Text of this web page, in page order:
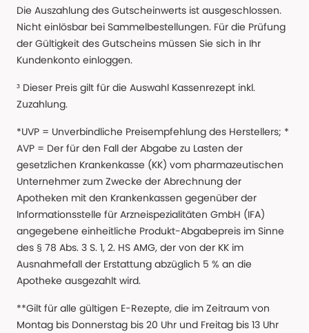
Die Auszahlung des Gutscheinwerts ist ausgeschlossen.
Nicht einlösbar bei Sammelbestellungen. Für die Prüfung
der Gültigkeit des Gutscheins müssen Sie sich in Ihr
Kundenkonto einloggen.
³ Dieser Preis gilt für die Auswahl Kassenrezept inkl.
Zuzahlung.
*UVP = Unverbindliche Preisempfehlung des Herstellers; *
AVP = Der für den Fall der Abgabe zu Lasten der
gesetzlichen Krankenkasse (KK) vom pharmazeutischen
Unternehmer zum Zwecke der Abrechnung der
Apotheken mit den Krankenkassen gegenüber der
Informationsstelle für Arzneispezialitäten GmbH (IFA)
angegebene einheitliche Produkt-Abgabepreis im Sinne
des § 78 Abs. 3 S. 1, 2. HS AMG, der von der KK im
Ausnahmefall der Erstattung abzüglich 5 % an die
Apotheke ausgezahlt wird.
**Gilt für alle gültigen E-Rezepte, die im Zeitraum von
Montag bis Donnerstag bis 20 Uhr und Freitag bis 13 Uhr